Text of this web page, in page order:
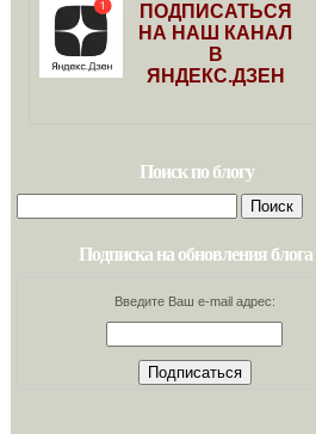
ПОДПИСАТЬСЯ
НА НАШ КАНАЛ
В
ЯНДЕКС.ДЗЕН
Поиск по блогу
Найти:
Подписка на обновления блога
Введите Ваш e-mail адрес: